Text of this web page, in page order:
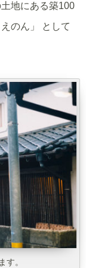
地にある築100
のん」 として
す。